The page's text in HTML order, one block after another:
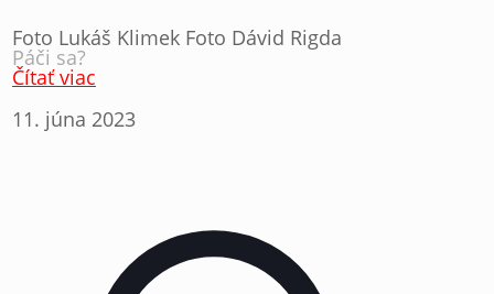
Foto Lukáš Klimek Foto Dávid Rigda
Páči sa?
Čítať viac
11. júna 2023